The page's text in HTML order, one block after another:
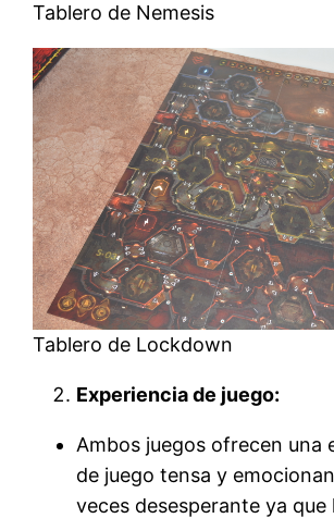
Tablero de Nemesis
Tablero de Lockdown
Experiencia de juego:
Ambos juegos ofrecen una
de juego tensa y
veces desesperante ya que